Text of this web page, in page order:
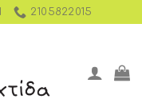
2105822015